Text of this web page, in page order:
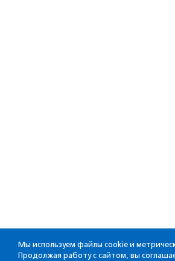
Мы используем файлы cookie и
Продолжая работу с сайтом, вы